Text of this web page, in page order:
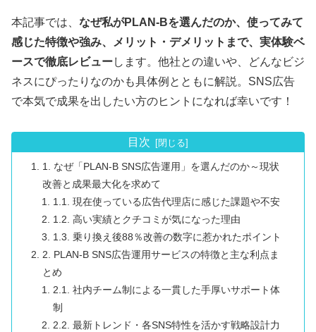
本記事では、 なぜ私がPLAN-Bを選んだのか、使ってみて
感じた特徴や強み、メリット・デメリットまで、実体験ベ
ースで徹底レビューします。他社との違いや、どんなビジ
ネスにぴったりなのかも具体例とともに解説。SNS広告
で本気で成果を出したい方のヒントになれば幸いです！
目次
1. なぜ「PLAN-B SNS広告運用」を選んだのか～現状
改善と成果最大化を求めて
1.1. 現在使っている広告代理店に感じた課題や不安
1.2. 高い実績とクチコミが気になった理由
1.3. 乗り換え後88％改善の数字に惹かれたポイント
2. PLAN-B SNS広告運用サービスの特徴と主な利点ま
とめ
2.1. 社内チーム制による一貫した手厚いサポート体
制
2.2. 最新トレンド・各SNS特性を活かす戦略設計力